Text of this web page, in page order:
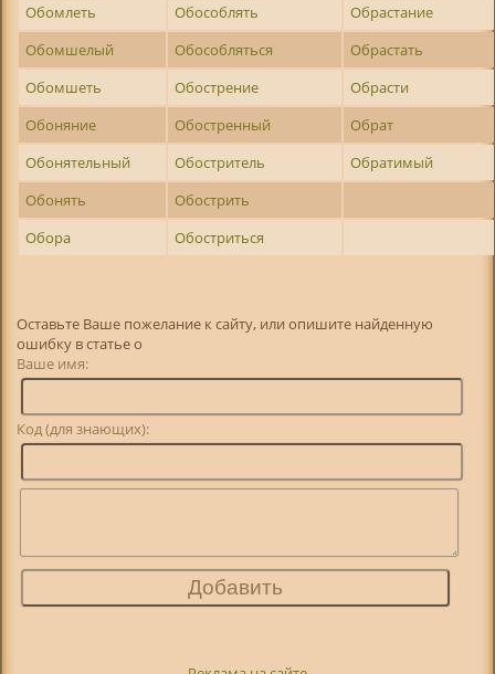
Обомлеть
Обособлять
Обрастание
Обомшелый
Обособляться
Обрастать
Обомшеть
Обострение
Обрасти
Обоняние
Обостренный
Обрат
Обонятельный
Обостритель
Обратимый
Обонять
Обострить
Обора
Обостриться
Оставьте Ваше пожелание к сайту, или опишите найденную
ошибку в статье о
Ваше имя:
Код (для знающих):